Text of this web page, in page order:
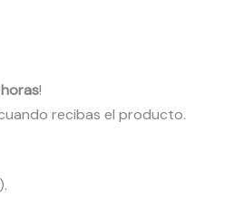
!
recibas el producto.